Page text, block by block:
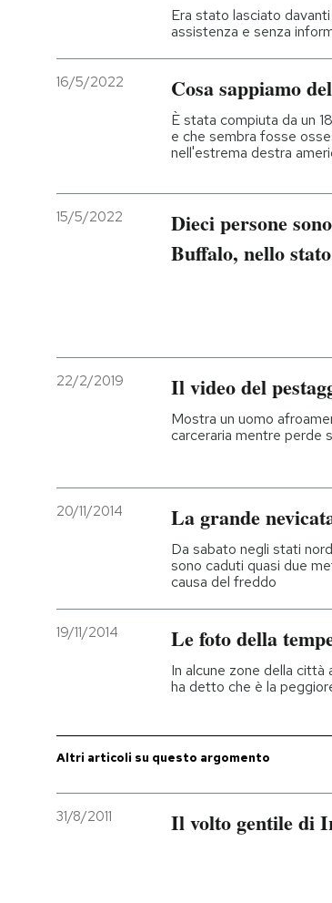
CALENDARIO
Era stato lasciato
assistenza e senza
16/5/2022 Cosa sappiamo
È stata compiuta da un
e che sembra fosse
nell'estrema destra
15/5/2022
Dieci persone
Buffalo, nello
22/2/2019 Il video del
Mostra un uomo
carceraria mentre perde
20/11/2014 La grande
Da sabato negli stati
sono caduti quasi due
causa del freddo
19/11/2014 Le foto della
In alcune zone della città
ha detto che è la
Altri articoli su questo argomento
31/8/2011 Il volto gentile di